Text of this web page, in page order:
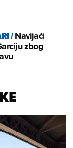
/Navijači
zbog